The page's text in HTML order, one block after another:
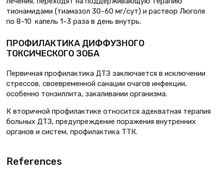
тионамидами (тиамазол 30–60 мг/сут) и раствор Люголя
по 8–10 капель 1–3 раза в день внутрь.
ПРОФИЛАКТИКА ДИФФУЗНОГО
ТОКСИЧЕСКОГО ЗОБА
Первичная профилактика ДТЗ заключается в исключении
стрессов, своевременной санации очагов инфекции,
особенно тонзиллита, закаливании организма.
К вторичной профилактике относится адекватная терапия
больных ДТЗ, предупреждение поражения внутренних
органов и систем, профилактика ТТК.
References